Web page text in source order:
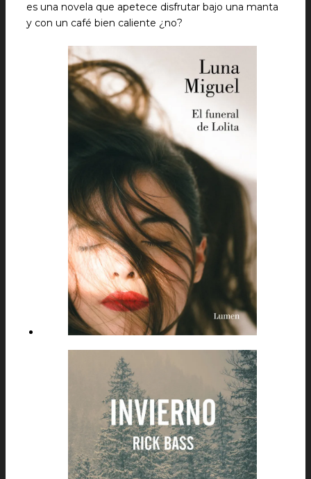
es una novela que apetece disfrutar bajo una manta
y con un café bien caliente ¿no?